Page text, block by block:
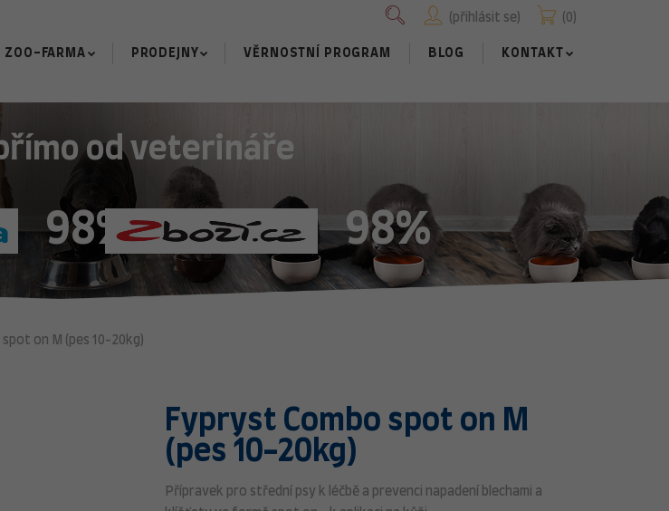
0
přihlásit se
ZOO-FARMA PRODEJNY VĚRNOSTNÍ PROGRAM BLOG KONTAKT
od veterináře
98% 98%
on M (pes 10-20kg)
Fypryst Combo spot on M
(pes 10-20kg)
Přípravek pro střední psy k léčbě a prevenci napadení blechami a